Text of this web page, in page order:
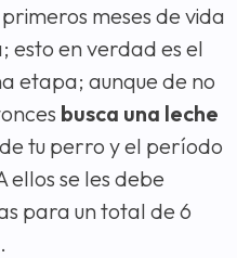
meses de vida
en verdad es el
etapa; aunque de no
busca una leche
tu perro y el período
ellos se les debe
para un total de 6